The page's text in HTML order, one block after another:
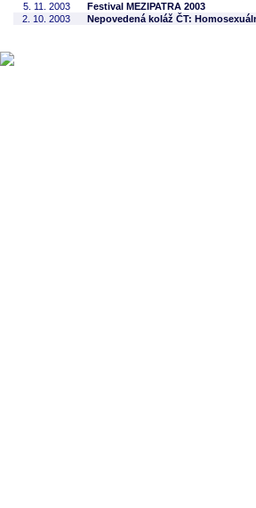
5. 11. 2003
Festival MEZIPATRA 2003
2. 10. 2003
Nepovedená koláž ČT: